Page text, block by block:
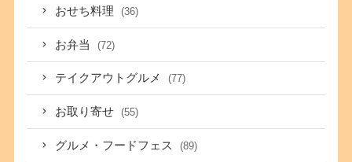
おせち料理 (36)
お弁当 (72)
テイクアウトグルメ (77)
お取り寄せ (55)
グルメ・フードフェス (89)